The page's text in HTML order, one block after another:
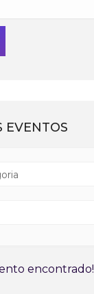
EVENTOS
encontrado!